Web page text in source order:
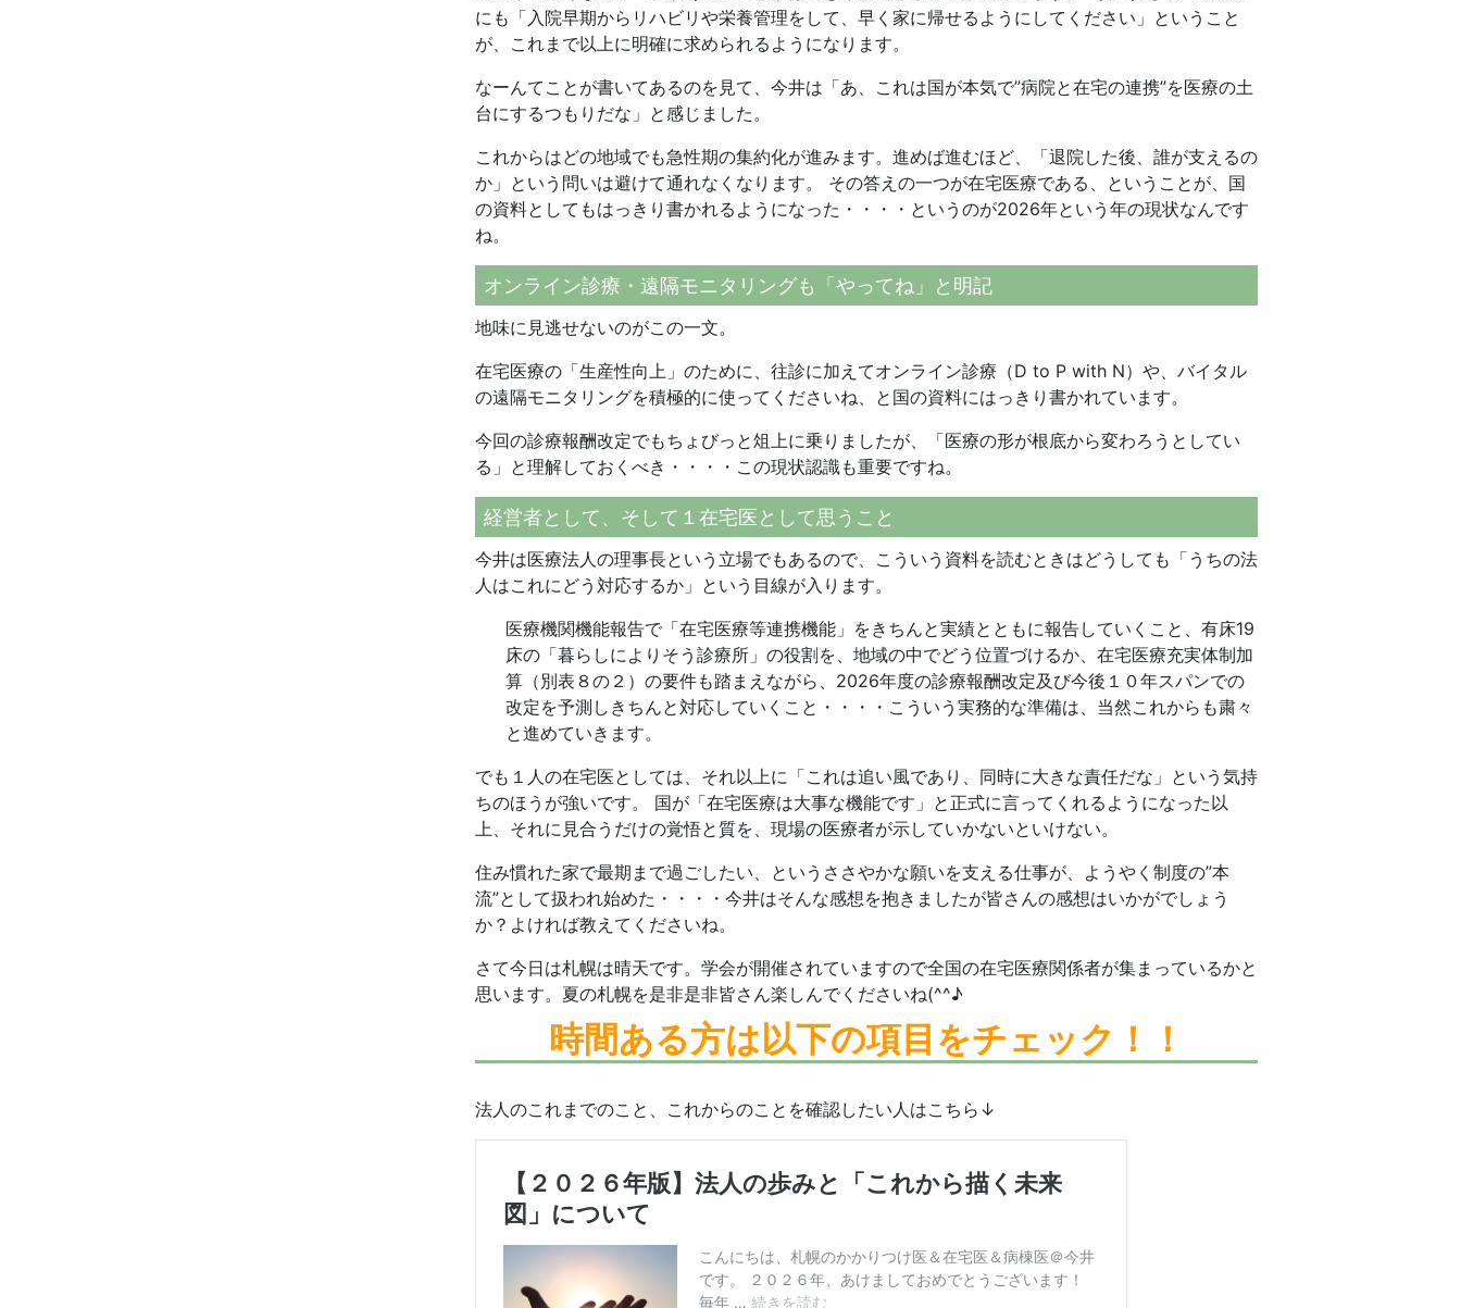
にも「入院早期からリハビリや栄養管理をして、早く家に帰せるようにしてください」ということ
が、これまで以上に明確に求められるようになります。
なーんてことが書いてあるのを見て、今井は「あ、これは国が本気で”病院と在宅の連携”を医療の土
台にするつもりだな」と感じました。
これからはどの地域でも急性期の集約化が進みます。進めば進むほど、「退院した後、誰が支えるの
か」という問いは避けて通れなくなります。 その答えの一つが在宅医療である、ということが、国
の資料としてもはっきり書かれるようになった・・・・というのが2026年という年の現状なんです
ね。
オンライン診療・遠隔モニタリングも「やってね」と明記
地味に見逃せないのがこの一文。
在宅医療の「生産性向上」のために、往診に加えてオンライン診療（D to P with N）や、バイタル
の遠隔モニタリングを積極的に使ってくださいね、と国の資料にはっきり書かれています。
今回の診療報酬改定でもちょびっと俎上に乗りましたが、「医療の形が根底から変わろうとしてい
る」と理解しておくべき・・・・この現状認識も重要ですね。
経営者として、そして１在宅医として思うこと
今井は医療法人の理事長という立場でもあるので、こういう資料を読むときはどうしても「うちの法
人はこれにどう対応するか」という目線が入ります。
医療機関機能報告で「在宅医療等連携機能」をきちんと実績とともに報告していくこと、有床19
床の「暮らしによりそう診療所」の役割を、地域の中でどう位置づけるか、在宅医療充実体制加
算（別表８の２）の要件も踏まえながら、2026年度の診療報酬改定及び今後１０年スパンでの
改定を予測しきちんと対応していくこと・・・・こういう実務的な準備は、当然これからも粛々
と進めていきます。
でも１人の在宅医としては、それ以上に「これは追い風であり、同時に大きな責任だな」という気持
ちのほうが強いです。 国が「在宅医療は大事な機能です」と正式に言ってくれるようになった以
上、それに見合うだけの覚悟と質を、現場の医療者が示していかないといけない。
住み慣れた家で最期まで過ごしたい、というささやかな願いを支える仕事が、ようやく制度の”本
流”として扱われ始めた・・・・今井はそんな感想を抱きましたが皆さんの感想はいかがでしょう
か？よければ教えてくださいね。
さて今日は札幌は晴天です。学会が開催されていますので全国の在宅医療関係者が集まっているかと
思います。夏の札幌を是非是非皆さん楽しんでくださいね(^^♪
時間ある方は以下の項目をチェック！！
法人のこれまでのこと、これからのことを確認したい人はこちら↓